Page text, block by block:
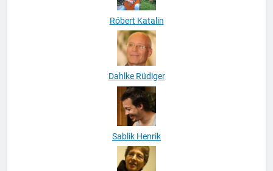
Róbert Katalin
Dahlke Rüdiger
Sablik Henrik